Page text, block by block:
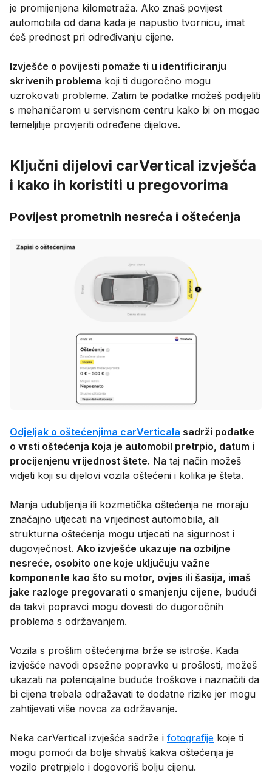
je promijenjena kilometraža. Ako znaš povijest
automobila od dana kada je napustio tvornicu, imat
ćeš prednost pri određivanju cijene.
Izvješće o povijesti pomaže ti u identificiranju
skrivenih problema koji ti dugoročno mogu
uzrokovati probleme. Zatim te podatke možeš podijeliti
s mehaničarom u servisnom centru kako bi on mogao
temeljitije provjeriti određene dijelove.
Ključni dijelovi carVertical izvješća
i kako ih koristiti u pregovorima
Povijest prometnih nesreća i oštećenja
Odjeljak o oštećenjima carVerticala sadrži podatke
o vrsti oštećenja koja je automobil pretrpio, datum i
procijenjenu vrijednost štete. Na taj način možeš
vidjeti koji su dijelovi vozila oštećeni i kolika je šteta.
Manja udubljenja ili kozmetička oštećenja ne moraju
značajno utjecati na vrijednost automobila, ali
strukturna oštećenja mogu utjecati na sigurnost i
dugovječnost. Ako izvješće ukazuje na ozbiljne
nesreće, osobito one koje uključuju važne
komponente kao što su motor, ovjes ili šasija, imaš
jake razloge pregovarati o smanjenju cijene, budući
da takvi popravci mogu dovesti do dugoročnih
problema s održavanjem.
Vozila s prošlim oštećenjima brže se istroše. Kada
izvješće navodi opsežne popravke u prošlosti, možeš
ukazati na potencijalne buduće troškove i naznačiti da
bi cijena trebala odražavati te dodatne rizike jer mogu
zahtijevati više novca za održavanje.
Neka carVertical izvješća sadrže i fotografije koje ti
mogu pomoći da bolje shvatiš kakva oštećenja je
vozilo pretrpjelo i dogovoriš bolju cijenu.